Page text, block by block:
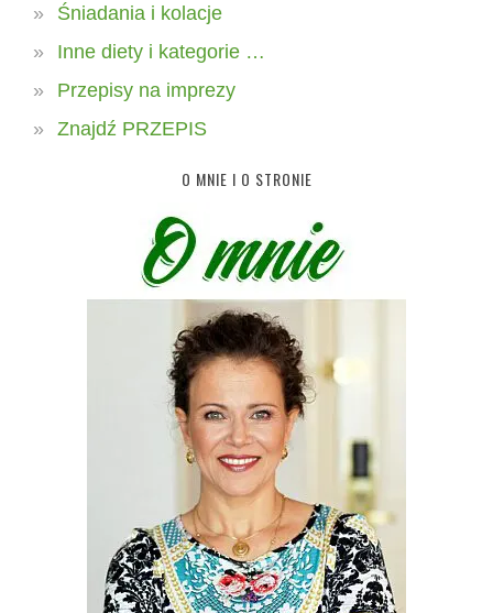
Śniadania i kolacje
Inne diety i kategorie …
Przepisy na imprezy
Znajdź PRZEPIS
O MNIE I O STRONIE